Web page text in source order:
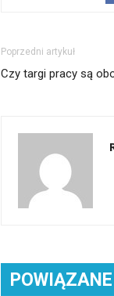
Poprzedni artykuł
Czy targi pracy są